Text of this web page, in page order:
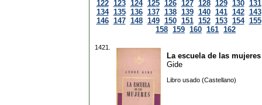
122 123 124 125 126 127 128 129 130 131
134 135 136 137 138 139 140 141 142 143
146 147 148 149 150 151 152 153 154 155
158 159 160 161 162
1421.
La escuela de las mujeres
Gide
Libro usado (Castellano)